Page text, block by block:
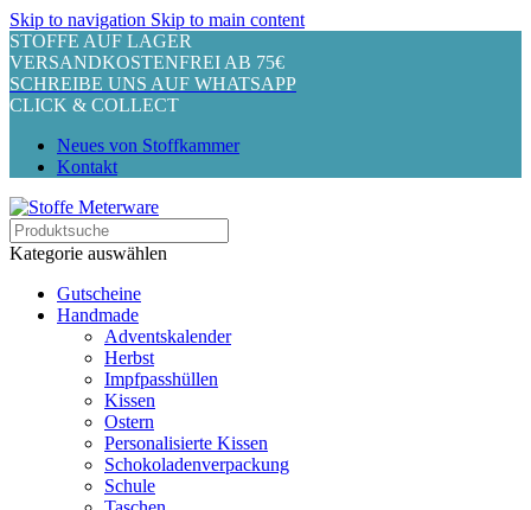
Skip to navigation Skip to main content
STOFFE AUF LAGER
VERSANDKOSTENFREI AB 75€
SCHREIBE UNS AUF WHATSAPP
CLICK & COLLECT
Neues von Stoffkammer
Kontakt
Kategorie auswählen
Gutscheine
Handmade
Adventskalender
Herbst
Impfpasshüllen
Kissen
Ostern
Personalisierte Kissen
Schokoladenverpackung
Schule